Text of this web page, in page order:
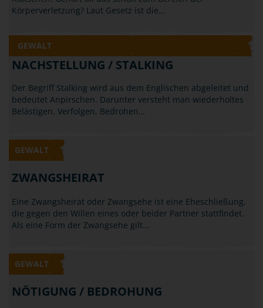
KÖRPERVERLETZUNG
Rempeln, Schubsen, Stoßen, Treten, Bein stellen, Boxen,
Klatschen: Gehört all das schon zum Bereich der
Körperverletzung? Laut Gesetz ist die…
GEWALT
NACHSTELLUNG / STALKING
Der Begriff Stalking wird aus dem Englischen abgeleitet und
bedeutet Anpirschen. Darunter versteht man wiederholtes
Belästigen, Verfolgen, Bedrohen…
GEWALT
ZWANGSHEIRAT
Eine Zwangsheirat oder Zwangsehe ist eine Eheschließung,
die gegen den Willen eines oder beider Partner stattfindet.
Als eine Form der Zwangsehe gilt…